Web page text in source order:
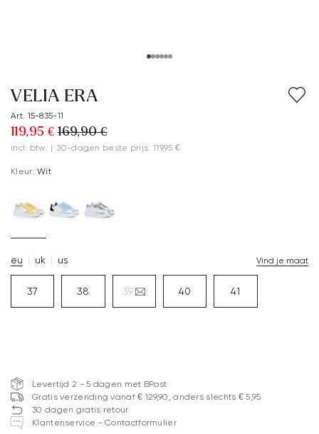
VELIA ERA
Art. 15-835-11
119,95 € 169,90 €
incl. btw. | 30-dagen beste prijs: 119,95 €
Kleur: Wit
eu uk us Vind je maat
37 38 39 40 41
Levertijd 2 - 5 dagen met BPost
Gratis verzending vanaf € 129,90, anders slechts € 5,95
30 dagen gratis retour
Klantenservice - Contactformulier